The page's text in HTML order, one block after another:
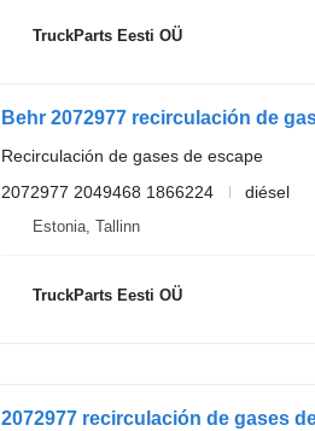
TruckParts Eesti OÜ
Recirculación de gases de escape
2072977 2049468 1866224
diésel
Estonia, Tallinn
TruckParts Eesti OÜ
2072977 recirculación de gases